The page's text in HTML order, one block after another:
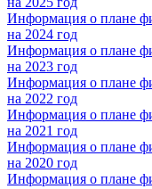
Информация о плане
на 2024 год
Информация о плане
на 2023 год
Информация о плане
на 2022 год
Информация о плане
на 2021 год
Информация о плане
на 2020 год
Информация о плане